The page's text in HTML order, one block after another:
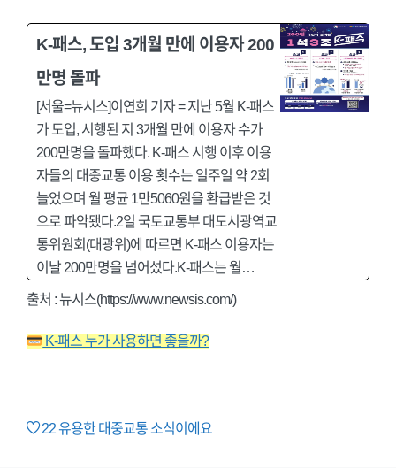
K-패스, 도입 3개월 만에 이용자 200
만명 돌파
[서울=뉴시스]이연희 기자 = 지난 5월 K-패스
가 도입, 시행된 지 3개월 만에 이용자 수가
200만명을 돌파했다. K-패스 시행 이후 이용
자들의 대중교통 이용 횟수는 일주일 약 2회
늘었으며 월 평균 1만5060원을 환급받은 것
으로 파악됐다.2일 국토교통부 대도시광역교
통위원회(대광위)에 따르면 K-패스 이용자는
이날 200만명을 넘어섰다.K-패스는 월…
출처 : 뉴시스(https://www.newsis.com/)
K-패스 누가 사용하면 좋을까?
22유용한 대중교통 소식이에요